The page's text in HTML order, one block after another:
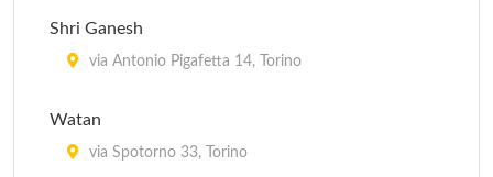
Shri Ganesh
via Antonio Pigafetta 14, Torino
Watan
via Spotorno 33, Torino